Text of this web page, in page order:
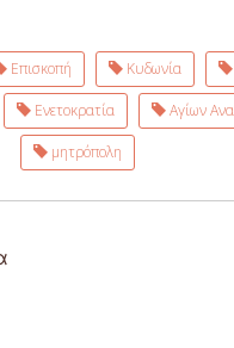
Επισκοπή Κυδωνία
Ενετοκρατία Αγίων
μητρόπολη